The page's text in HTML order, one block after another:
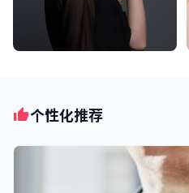
个性化推荐